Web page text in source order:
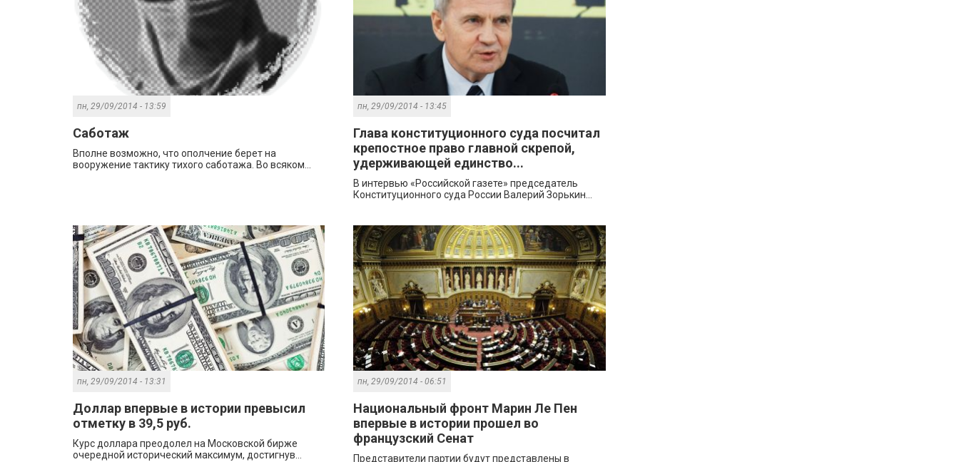
пн, 29/09/2014 - 13:59
Саботаж
Вполне возможно, что ополчение берет на
вооружение тактику тихого саботажа. Во всяком...
пн, 29/09/2014 - 13:45
Глава конституционного суда посчитал
крепостное право главной скрепой,
удерживающей единство...
В интервью «Российской газете» председатель
Конституционного суда России Валерий Зорькин...
пн, 29/09/2014 - 13:31
Доллар впервые в истории превысил
отметку в 39,5 руб.
Курс доллара преодолел на Московской бирже
очередной исторический максимум, достигнув...
пн, 29/09/2014 - 06:51
Национальный фронт Марин Ле Пен
впервые в истории прошел во
французский Сенат
Представители партии будут представлены в